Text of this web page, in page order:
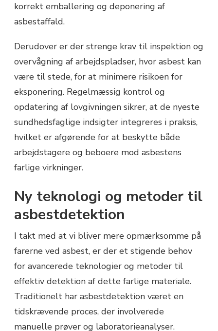
korrekt emballering og deponering af
asbestaffald.
Derudover er der strenge krav til inspektion og
overvågning af arbejdspladser, hvor asbest kan
være til stede, for at minimere risikoen for
eksponering. Regelmæssig kontrol og
opdatering af lovgivningen sikrer, at de nyeste
sundhedsfaglige indsigter integreres i praksis,
hvilket er afgørende for at beskytte både
arbejdstagere og beboere mod asbestens
farlige virkninger.
Ny teknologi og metoder til
asbestdetektion
I takt med at vi bliver mere opmærksomme på
farerne ved asbest, er der et stigende behov
for avancerede teknologier og metoder til
effektiv detektion af dette farlige materiale.
Traditionelt har asbestdetektion været en
tidskrævende proces, der involverede
manuelle prøver og laboratorieanalyser.